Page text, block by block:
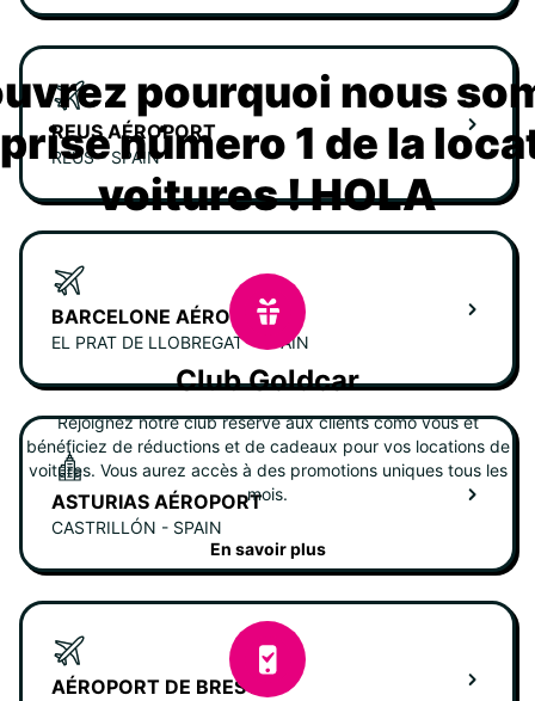
REUS AÉROPORT
REUS - SPAIN
BARCELONE AÉROPORT
EL PRAT DE LLOBREGAT - SPAIN
ASTURIAS AÉROPORT
CASTRILLÓN - SPAIN
AÉROPORT DE BREST
pourquoi nous
número 1 de la
voitures ! HOLA
Club Goldcar
Rejoignez notre club réservé aux clients como vous et
bénéficiez de réductions et de cadeaux pour vos locations de
voitures. Vous aurez accès à des promotions uniques tous les
mois.
En savoir plus